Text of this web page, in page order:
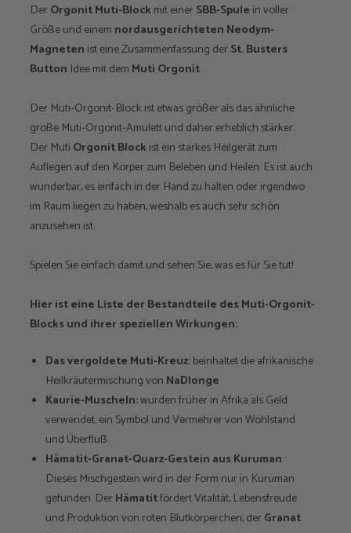
DerOrgonit Muti-Block mit einerSBB-Spule in voller
Größe und einem nordausgerichteten Neodym-
Magneten ist eine Zusammenfassung derSt. Busters
Button Idee mit dem Muti Orgonit.
Der Muti-Orgonit-Block ist etwas größer als das ähnliche
große Muti-Orgonit-Amulett und daher erheblich stärker.
Der Muti Orgonit Block ist ein starkes Heilgerät zum
Auflegen auf den Körper zum Beleben und Heilen. Es ist auch
wunderbar, es einfach in der Hand zu halten oder irgendwo
im Raum liegen zu haben, weshalb es auch sehr schön
anzusehen ist.
Spielen Sie einfach damit und sehen Sie, was es für Sie tut!
Hier ist eine Liste der Bestandteile des Muti-Orgonit-
Blocks und ihrer speziellen Wirkungen:
Das vergoldete Muti-Kreuz:beinhaltet die afrikanische
Heilkräutermischung von NaDlonge
Kaurie-Muscheln:wurden früher in Afrika als Geld
verwendet. ein Symbol und Vermehrer von Wohlstand
und Überfluß.
Hämatit-Granat-Quarz-Gestein aus Kuruman :
Dieses Mischgestein wird in der Form nur in Kuruman
gefunden. DerHämatitfördert Vitalität, Lebensfreude
und Produktion von roten Blutkörperchen, derGranat